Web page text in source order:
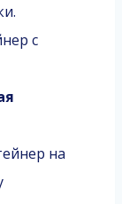
с
на